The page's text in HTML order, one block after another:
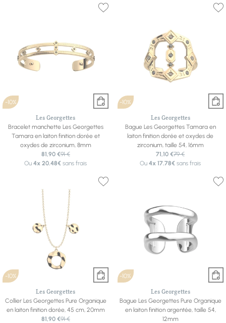
-10%
Les Georgettes
Bracelet manchette Les Georgettes
Tamara en laiton finition dorée et
oxydes de zirconium, 8mm
81,90 €91 €
Ou4x 20.48€ sans frais
-10%
Les Georgettes
Bague Les Georgettes Tamara en
laiton finition dorée et oxydes de
zirconium, taille 54, 16mm
71,10 €79 €
Ou4x 17.78€ sans frais
-10%
Les Georgettes
Collier Les Georgettes Pure Organique
en laiton finition dorée, 45 cm, 20mm
81,90 €91 €
-10%
Les Georgettes
Bague Les Georgettes Pure Organique
en laiton finition argentée, taille 54,
12mm